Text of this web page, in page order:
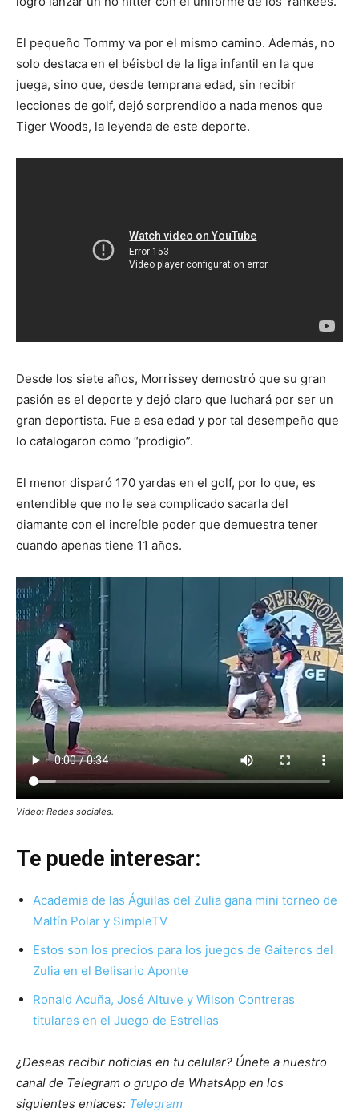
El pequeño Tommy va por el mismo camino. Además, no
solo destaca en el béisbol de la liga infantil en la que
juega, sino que, desde temprana edad, sin recibir
lecciones de golf, dejó sorprendido a nada menos que
Tiger Woods, la leyenda de este deporte.
Desde los siete años, Morrissey demostró que su gran
pasión es el deporte y dejó claro que luchará por ser un
gran deportista. Fue a esa edad y por tal desempeño que
lo catalogaron como “prodigio”.
El menor disparó 170 yardas en el golf, por lo que, es
entendible que no le sea complicado sacarla del
diamante con el increíble poder que demuestra tener
cuando apenas tiene 11 años.
Video: Redes sociales.
Te puede interesar:
Academia de las Águilas del Zulia gana mini torneo de
Maltín Polar y SimpleTV
Estos son los precios para los juegos de Gaiteros del
Zulia en el Belisario Aponte
Ronald Acuña, José Altuve y Wilson Contreras
titulares en el Juego de Estrellas
¿Deseas recibir noticias en tu celular? Únete a nuestro
canal de Telegram o grupo de WhatsApp en los
siguientes enlaces: Telegram